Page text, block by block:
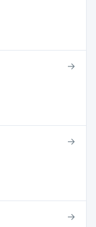
→
→
→